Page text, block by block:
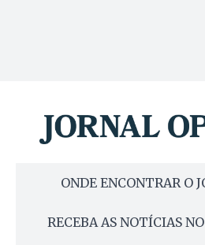
ONDE ENCONTRAR O
RECEBA AS NOTÍCIAS